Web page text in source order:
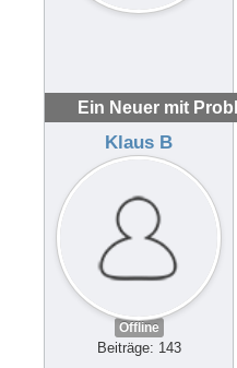
Ein Neuer mit
Klaus B
Offline
Beiträge: 143